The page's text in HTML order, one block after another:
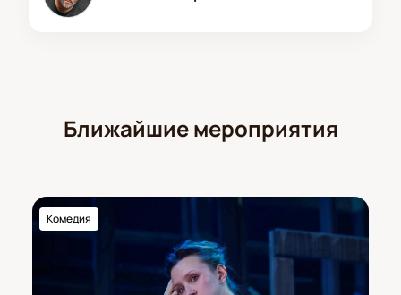
Ближайшие мероприятия
Комедия